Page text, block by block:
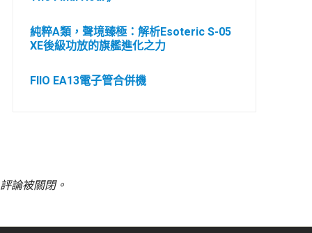
純粹A類，聲境臻極：解析Esoteric S-05
XE後級功放的旗艦進化之力
FIIO EA13電子管合併機
評論被關閉。